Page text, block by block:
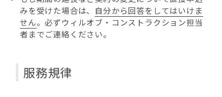
みを受けた場合は、 自分から回答をしてはいけま
せん。必ずウィルオブ・コンストラクション担当
者までご連絡ください。
服務規律